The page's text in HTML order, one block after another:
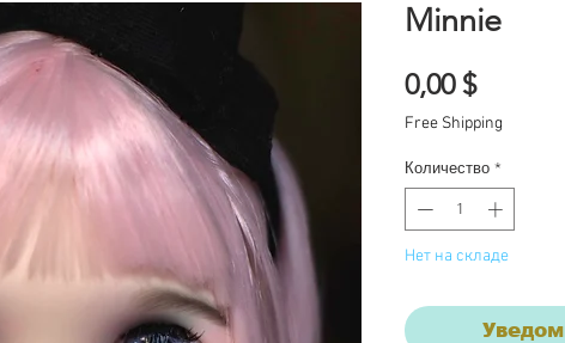
Minnie
0,00 $Цена
Free Shipping
Количество *
Нет на складе